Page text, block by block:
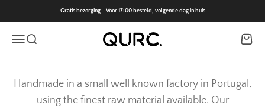
Gratis bezorging - Voor 17:00 besteld, volgende dag in huis
Navigatiemenu openen
Zoeken openen QURC.
Handmade in a small well known factory in Portugal,
using the finest raw material available. Our